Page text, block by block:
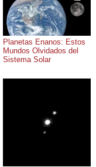
Planetas Enanos: Estos
Mundos Olvidados del
Sistema Solar